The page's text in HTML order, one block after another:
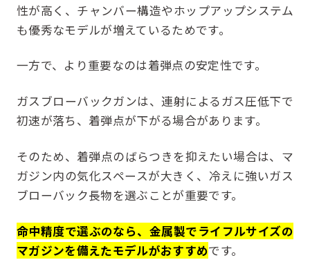
性が高く、チャンバー構造やホップアップシステム
も優秀なモデルが増えているためです。
一方で、より重要なのは着弾点の安定性です。
ガスブローバックガンは、連射によるガス圧低下で
初速が落ち、着弾点が下がる場合があります。
そのため、着弾点のばらつきを抑えたい場合は、マ
ガジン内の気化スペースが大きく、冷えに強いガス
ブローバック長物を選ぶことが重要です。
命中精度で選ぶのなら、金属製でライフルサイズの
マガジンを備えたモデルがおすすめです。